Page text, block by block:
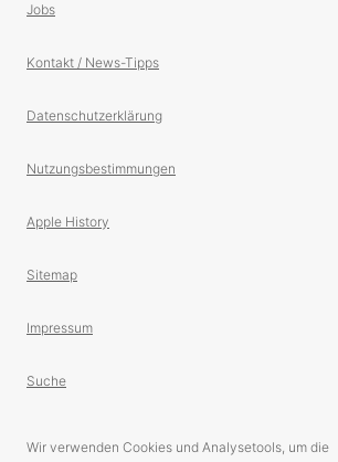
Jobs
Kontakt / News-Tipps
Datenschutzerklärung
Nutzungsbestimmungen
Apple History
Sitemap
Impressum
Suche
Wir verwenden Cookies und Analysetools, um die